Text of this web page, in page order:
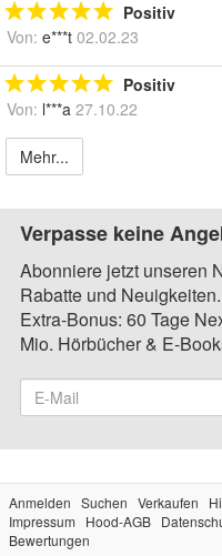
Positiv
Von: e***t 02.02.23
Positiv
Von: l***a 27.10.22
Mehr...
Verpasse keine
Abonniere jetzt unseren
Rabatte und Neuigkeiten.
Extra-Bonus: 60 Tage
Mio. Hörbücher & E-
Anmelden Suchen Verkaufen
Impressum
Hood-AGB
Bewertungen